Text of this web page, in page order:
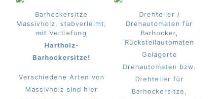
Barhockersitze
Massivholz, stabverleimt,
mit Vertiefung
Hartholz-
Barhockersitze!
Verschiedene Arten von
Massivholz sind hier
Drehteller /
Drehautomaten für
Barhocker,
Rückstellautomaten
Gelagerte
Drehautomaten bzw.
Drehteller für
Barhockersitze,